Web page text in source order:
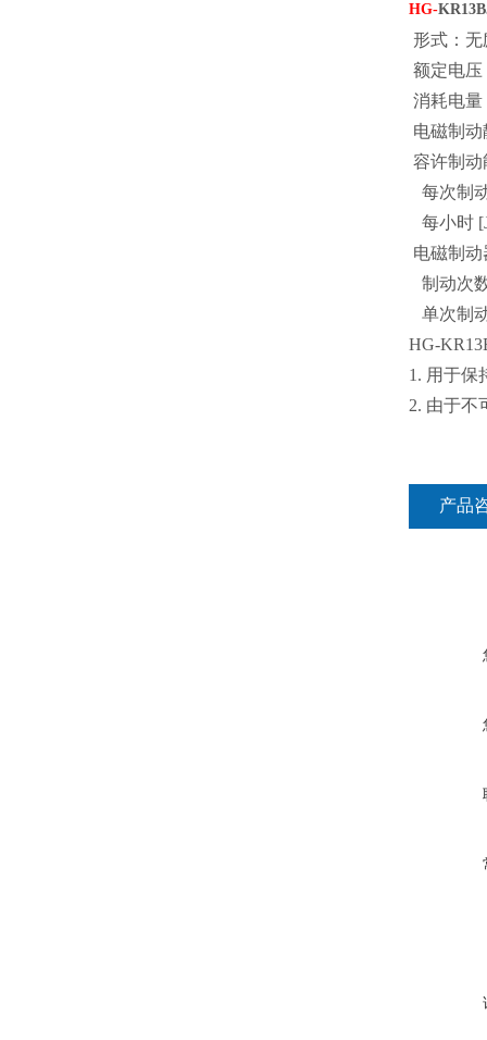
HG-
形式：
额定电压
消耗电量
电磁制动
容许制动
每次制
每小时
电磁制动
制动次
单次制
HG-
1. 用于保
2. 由于不
产品